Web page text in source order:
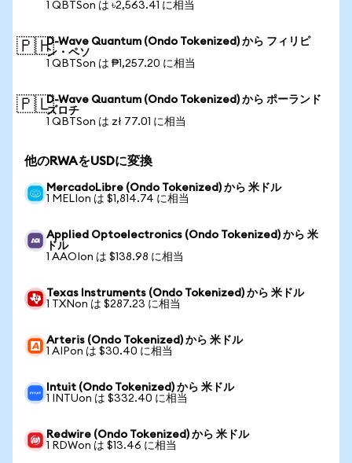
1 QBTSon は ৳2,563.41 に相当
🇵🇭D-Wave Quantum (Ondo Tokenized) から フィリピ
ン・ペソ
1 QBTSon は ₱1,257.20 に相当
🇵🇱D-Wave Quantum (Ondo Tokenized) から ポーランド
ズロチ
1 QBTSon は zł 77.01 に相当
他のRWAをUSDに変換
MercadoLibre (Ondo Tokenized) から 米ドル
1 MELIon は $1,814.74 に相当
Applied Optoelectronics (Ondo Tokenized) から 米
ドル
1 AAOIon は $138.98 に相当
Texas Instruments (Ondo Tokenized) から 米ドル
1 TXNon は $287.23 に相当
Arteris (Ondo Tokenized) から 米ドル
1 AIPon は $30.40 に相当
Intuit (Ondo Tokenized) から 米ドル
1 INTUon は $332.40 に相当
Redwire (Ondo Tokenized) から 米ドル
1 RDWon は $13.46 に相当